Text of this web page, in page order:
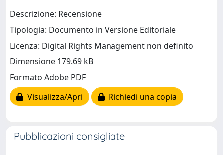
Descrizione: Recensione
Tipologia: Documento in Versione Editoriale
Licenza: Digital Rights Management non definito
Dimensione 179.69 kB
Formato Adobe PDF
Visualizza/Apri
Richiedi una copia
Pubblicazioni consigliate